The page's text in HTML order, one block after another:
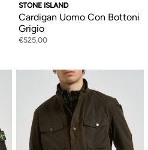
STONE ISLAND
Cardigan Uomo Con Bottoni
Grigio
€525,00